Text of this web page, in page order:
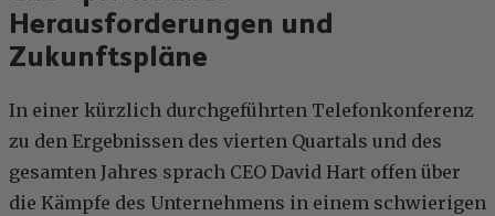
Herausforderungen und
Zukunftspläne
In einer kürzlich durchgeführten Telefonkonferenz
zu den Ergebnissen des vierten Quartals und des
gesamten Jahres sprach CEO David Hart offen über
die Kämpfe des Unternehmens in einem schwierigen